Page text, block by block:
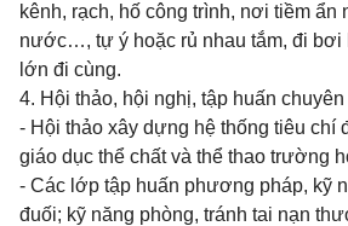
kênh, rạch, hố công trình, nơi tiềm ẩn
nước…, tự ý hoặc rủ nhau tắm, đi bơi
lớn đi cùng.
4. Hội thảo, hội nghị, tập huấn chuyên
- Hội thảo xây dựng hệ thống tiêu chí
giáo dục thể chất và thể thao trường
- Các lớp tập huấn phương pháp, kỹ
đuối; kỹ năng phòng, tránh tai nạn